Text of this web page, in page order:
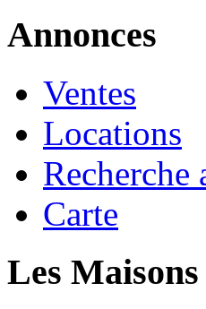
Annonces
Ventes
Locations
Recherche
Carte
Les